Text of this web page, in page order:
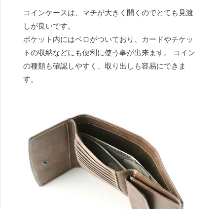
コインケースは、マチが大きく開くのでとても見渡
しが良いです。
ポケット内にはベロがついており、カードやチケッ
トの収納などにも便利に使う事が出来ます。 コイン
の種類も確認しやすく、取り出しも容易にできま
す。